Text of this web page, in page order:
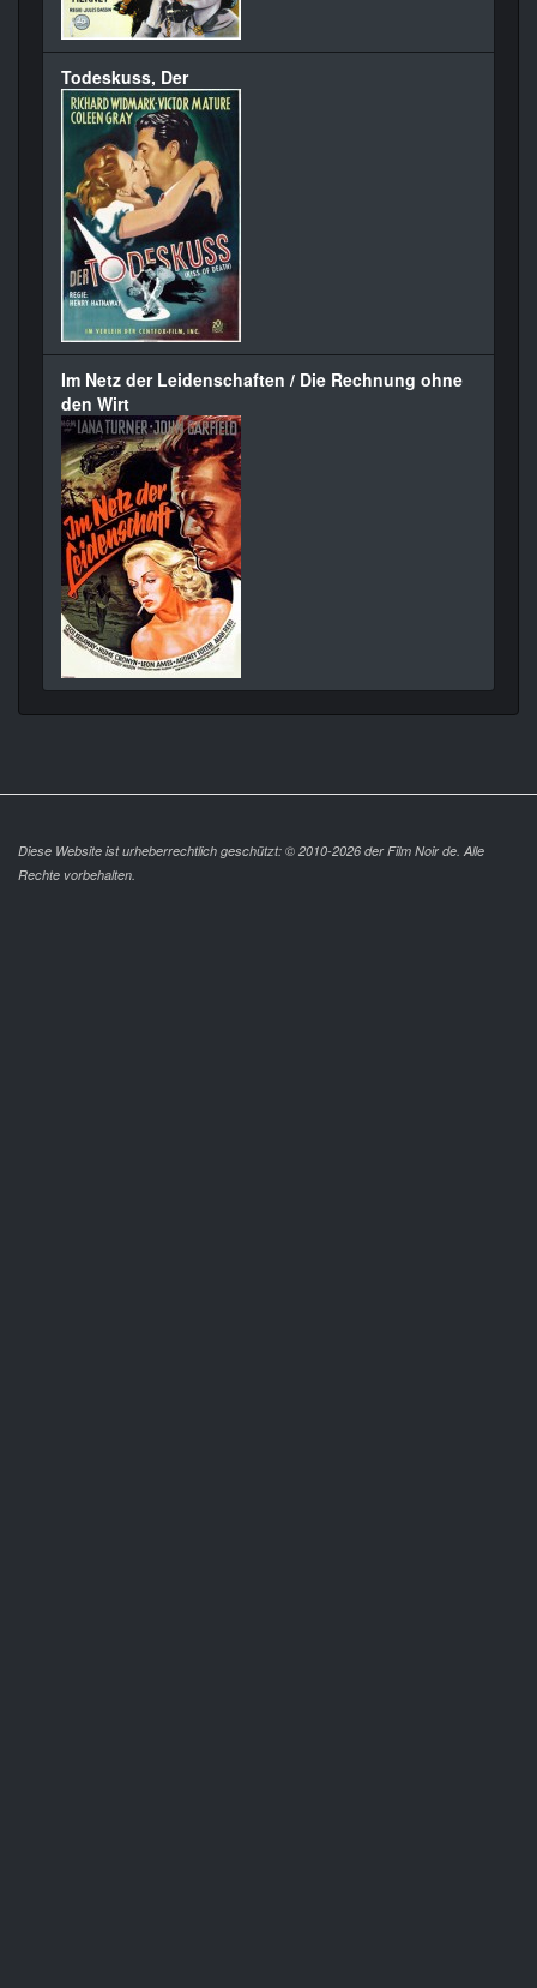
Todeskuss, Der
Im Netz der Leidenschaften / Die Rechnung ohne
den Wirt
Diese Website ist urheberrechtlich geschützt: © 2010-2026 der Film Noir de. Alle
Rechte vorbehalten.